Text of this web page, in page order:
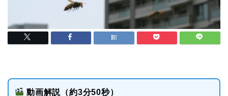
動画解説（約3分50秒）